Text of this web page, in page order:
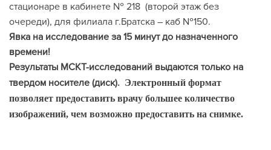
стационаре в кабинете № 218 (второй этаж без
очереди), для филиала г.Братска – каб №150.
Явка на исследование за 15 минут до назначенного
времени!
Результаты МСКТ-исследований выдаются только на
твердом носителе (диск). Электронный формат
позволяет предоставить врачу большее количество
изображений, чем возможно предоставить на снимке.